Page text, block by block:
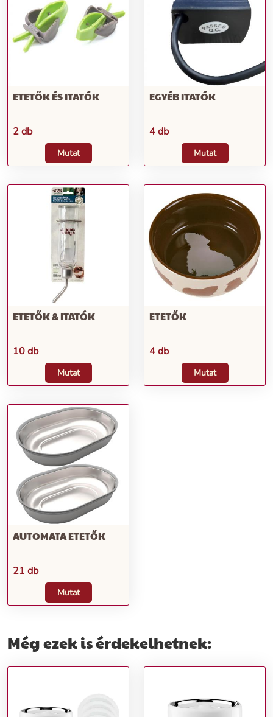
ETETŐK ÉS ITATÓK
2 db
Mutat
EGYÉB ITATÓK
4 db
Mutat
ETETŐK & ITATÓK
10 db
Mutat
ETETŐK
4 db
Mutat
AUTOMATA ETETŐK
21 db
Mutat
Még ezek is érdekelhetnek: